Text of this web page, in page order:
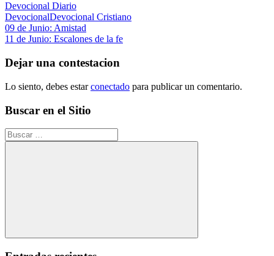
Devocional Diario
DevocionalDevocional Cristiano
Navegación
de
entradas
Entrada
anterior:
09 de Junio: Amistad
Siguiente
11 de Junio: Escalones de la fe
Dejar una contestacion
Lo siento, debes estarconectado para publicar un comentario.
Buscar en el Sitio
Buscar:
Buscar